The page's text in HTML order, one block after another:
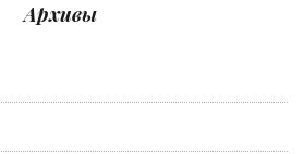
Архивы